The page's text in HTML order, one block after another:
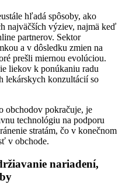
hľadá spôsoby, ako
najväčších výziev, najmä keď
partnerov. Sektor
a v dôsledku zmien na
prešli miernou evolúciou.
liekov k ponúkaniu radu
lekárskych konzultácií so
obchodov pokračuje, je
technológiu na podporu
stratám, čo v konečnom
v obchode.
nariadení,